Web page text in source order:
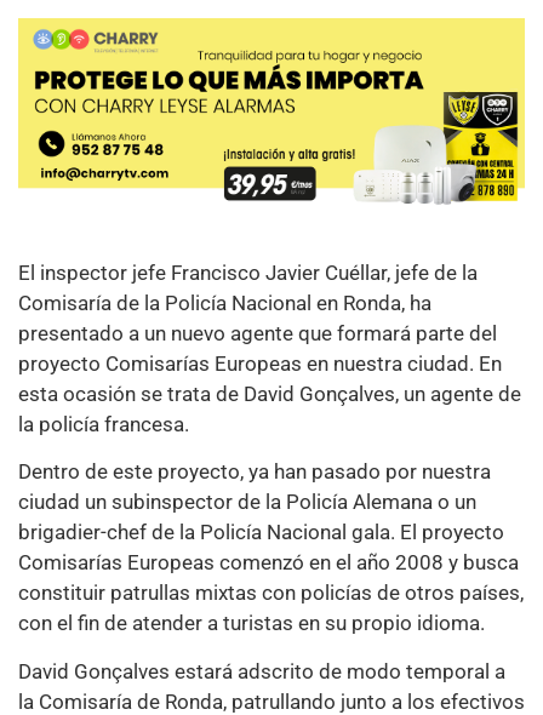
El inspector jefe Francisco Javier Cuéllar, jefe de la
Comisaría de la Policía Nacional en Ronda, ha
presentado a un nuevo agente que formará parte del
proyecto Comisarías Europeas en nuestra ciudad. En
esta ocasión se trata de David Gonçalves, un agente de
la policía francesa.
Dentro de este proyecto, ya han pasado por nuestra
ciudad un subinspector de la Policía Alemana o un
brigadier-chef de la Policía Nacional gala. El proyecto
Comisarías Europeas comenzó en el año 2008 y busca
constituir patrullas mixtas con policías de otros países,
con el fin de atender a turistas en su propio idioma.
David Gonçalves estará adscrito de modo temporal a
la Comisaría de Ronda, patrullando junto a los efectivos